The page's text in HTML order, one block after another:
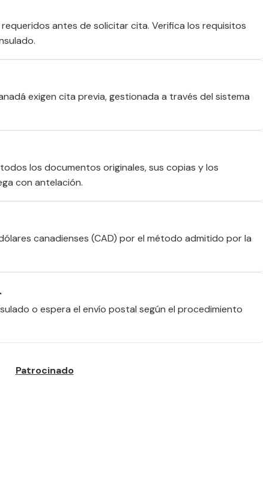
antes de solicitar cita. Verifica los requisitos
exigen cita previa, gestionada a través del sistema
los documentos originales, sus copias y los
con antelación.
canadienses (CAD) por el método admitido por la
o espera el envío postal según el procedimiento